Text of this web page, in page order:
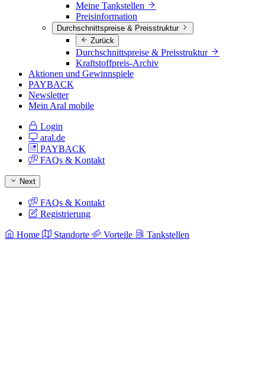
Meine Tankstellen
Preisinformation
Durchschnittspreise & Preisstruktur
Zurück
Durchschnittspreise & Preisstruktur
Kraftstoffpreis-Archiv
Aktionen und Gewinnspiele
PAYBACK
Newsletter
Mein Aral mobile
Login
aral.de
PAYBACK
FAQs & Kontakt
Next
FAQs & Kontakt
Registrierung
Home Standorte Vorteile Tankstellen